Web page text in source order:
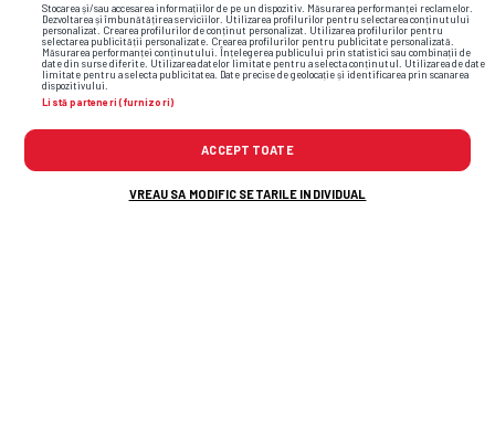
Stocarea și/sau accesarea informațiilor de pe un dispozitiv. Măsurarea performanței reclamelor.
Dezvoltarea și îmbunătățirea serviciilor. Utilizarea profilurilor pentru selectarea conținutului
personalizat. Crearea profilurilor de conținut personalizat. Utilizarea profilurilor pentru
selectarea publicității personalizate. Crearea profilurilor pentru publicitate personalizată.
Măsurarea performanței conținutului. Înțelegerea publicului prin statistici sau combinații de
date din surse diferite. Utilizarea datelor limitate pentru a selecta conținutul. Utilizarea de date
limitate pentru a selecta publicitatea. Date precise de geolocație și identificarea prin scanarea
dispozitivului.
Listă parteneri (furnizori)
ACCEPT TOATE
VREAU SA MODIFIC SETARILE INDIVIDUAL